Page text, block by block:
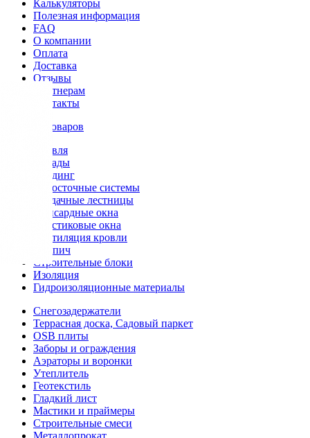
Калькуляторы
Полезная информация
FAQ
О компании
Оплата
Доставка
Отзывы
Партнерам
Контакты
Каталог товаров
Кровля
Фасады
Сайдинг
Водосточные системы
Чердачные лестницы
Мансардные окна
Пластиковые окна
Вентиляция кровли
Кирпич
Строительные блоки
Изоляция
Гидроизоляционные материалы
Снегозадержатели
Террасная доска, Садовый паркет
OSB плиты
Заборы и ограждения
Аэраторы и воронки
Утеплитель
Геотекстиль
Гладкий лист
Мастики и праймеры
Строительные смеси
Металлопрокат